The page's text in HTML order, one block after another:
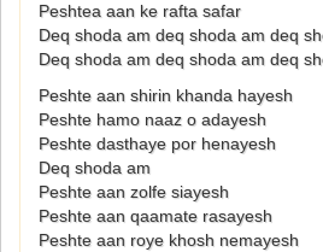
Peshtea aan ke rafta safar
Deq shoda am deq shoda am deq
Deq shoda am deq shoda am deq
Peshte aan shirin khanda hayesh
Peshte hamo naaz o adayesh
Peshte dasthaye por henayesh
Deq shoda am
Peshte aan zolfe siayesh
Peshte aan qaamate rasayesh
Peshte aan roye khosh nemayesh